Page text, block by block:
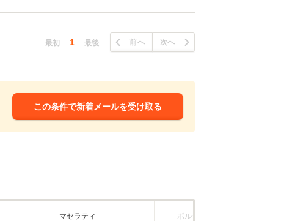
最初 1 最後 前へ 次へ
この条件で新着メールを受け取る
マセラティ ポルシェ